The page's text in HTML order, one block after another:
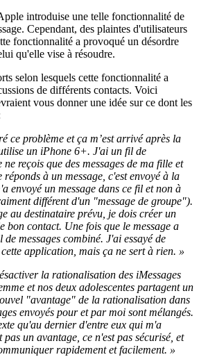
introduise une telle fonctionnalité de
Cependant, des plaintes d'utilisateurs
fonctionnalité a provoqué un désordre
qu'elle vise à résoudre.
selon lesquels cette fonctionnalité a
de différents contacts. Voici
vous donner une idée sur ce dont les
ce problème et ça m’est arrivé après la
un iPhone 6+. J'ai un fil de
reçois que des messages de ma fille et
à un message, c'est envoyé à la
envoyé un message dans ce fil et non à
différent d'un "message de groupe").
au destinataire prévu, je dois créer un
bon contact. Une fois que le message a
messages combiné. J'ai essayé de
application, mais ça ne sert à rien. »
la rationalisation des iMessages
et nos deux adolescentes partagent un
"avantage" de la rationalisation dans
envoyés pour et par moi sont mélangés.
qu'au dernier d'entre eux qui m'a
pas un avantage, ce n'est pas sécurisé, et
rapidement et facilement. »